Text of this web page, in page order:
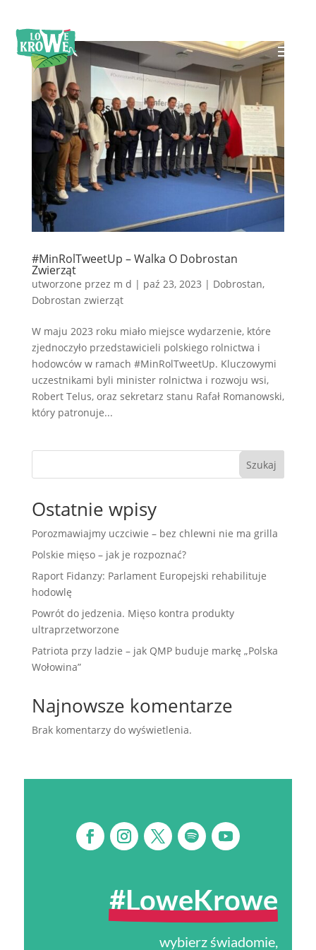
#MinRolTweetUp – Walka O Dobrostan
Zwierząt
utworzone przez m d | paź 23, 2023 | Dobrostan,
Dobrostan zwierząt
W maju 2023 roku miało miejsce wydarzenie, które
zjednoczyło przedstawicieli polskiego rolnictwa i
hodowców w ramach #MinRolTweetUp. Kluczowymi
uczestnikami byli minister rolnictwa i rozwoju wsi,
Robert Telus, oraz sekretarz stanu Rafał Romanowski,
który patronuje...
Szukaj
Ostatnie wpisy
Porozmawiajmy uczciwie – bez chlewni nie ma grilla
Polskie mięso – jak je rozpoznać?
Raport Fidanzy: Parlament Europejski rehabilituje
hodowlę
Powrót do jedzenia. Mięso kontra produkty
ultraprzetworzone
Patriota przy ladzie – jak QMP buduje markę „Polska
Wołowina”
Najnowsze komentarze
Brak komentarzy do wyświetlenia.
#LoweKrowe
wybierz świadomie,